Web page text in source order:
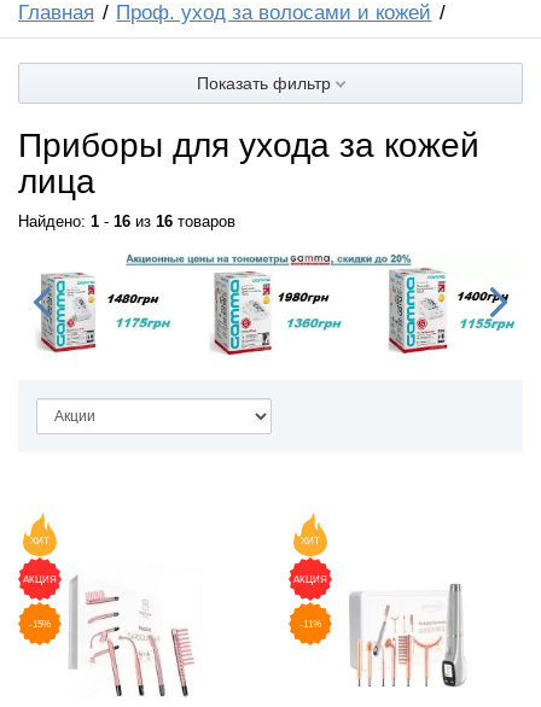
Главная Проф. уход за волосами и кожей
Показать фильтр
Приборы для ухода за кожей
лица
Найдено: 1 - 16 из 16 товаров
ХИТ
АКЦИЯ
-15%
ХИТ
АКЦИЯ
-11%